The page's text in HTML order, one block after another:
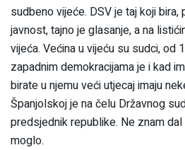
sudbeno vijeće. DSV je taj koji
javnost, tajno je glasanje, a na
vijeća. Većina u vijeću su sudci, od
zapadnim demokracijama je i kad
birate u njemu veći utjecaj imaju
Španjolskoj je na čelu Državnog
predsjednik republike. Ne znam
moglo.